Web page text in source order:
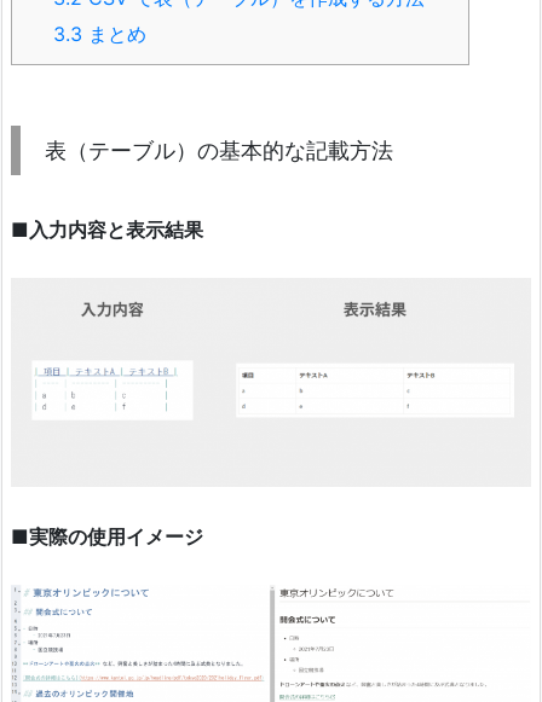
3.3 まとめ
表（テーブル）の基本的な記載方法
■入力内容と表示結果
■実際の使用イメージ